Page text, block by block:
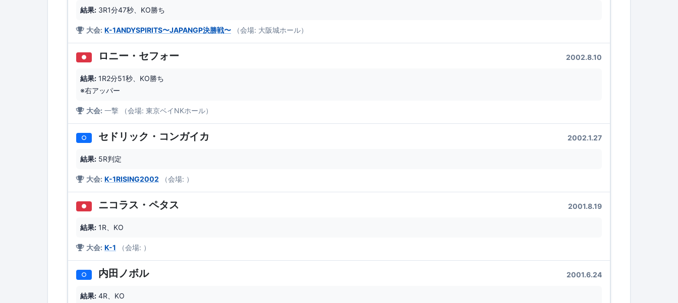
結果: 3R1分47秒、KO勝ち
大会: K-1ANDYSPIRITS〜JAPANGP決勝戦〜 （会場: 大阪城ホール）
● ロニー・セフォー 2002.8.10
結果: 1R2分51秒、KO勝ち
※右アッパー
大会: 一撃 （会場: 東京ベイNKホール）
○ セドリック・コンガイカ 2002.1.27
結果: 5R判定
大会: K-1RISING2002 （会場: ）
● ニコラス・ペタス 2001.8.19
結果: 1R、KO
大会: K-1 （会場: ）
○ 内田ノボル 2001.6.24
結果: 4R、KO